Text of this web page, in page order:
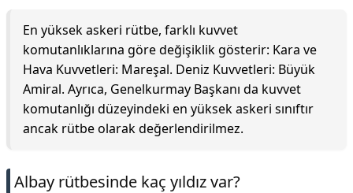
En yüksek askeri rütbe, farklı kuvvet
komutanlıklarına göre değişiklik gösterir: Kara ve
Hava Kuvvetleri: Mareşal. Deniz Kuvvetleri: Büyük
Amiral. Ayrıca, Genelkurmay Başkanı da kuvvet
komutanlığı düzeyindeki en yüksek askeri sınıftır
ancak rütbe olarak değerlendirilmez.
Albay rütbesinde kaç yıldız var?